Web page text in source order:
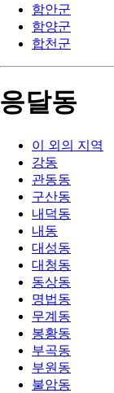
함안군
함양군
합천군
응달동
이 외의 지역
강동
관동동
구산동
내덕동
내동
대성동
대청동
동상동
명법동
무계동
봉황동
부곡동
부원동
불암동